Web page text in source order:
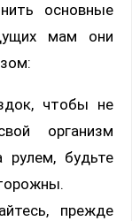
основные
мам они
чтобы не
организм
рулем, будьте
прежде